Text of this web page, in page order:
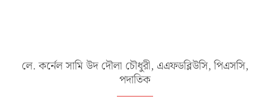
লে. কর্নেল সামি উদ দৌলা চৌধুরী, এএফডব্লিউসি, পিএসসি,
পদাতিক